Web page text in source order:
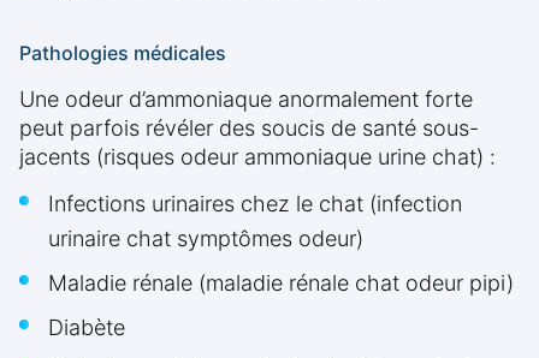
Pathologies médicales
Une odeur d’ammoniaque anormalement forte
peut parfois révéler des soucis de santé sous-
jacents (risques odeur ammoniaque urine chat) :
Infections urinaires chez le chat (infection
urinaire chat symptômes odeur)
Maladie rénale (maladie rénale chat odeur pipi)
Diabète